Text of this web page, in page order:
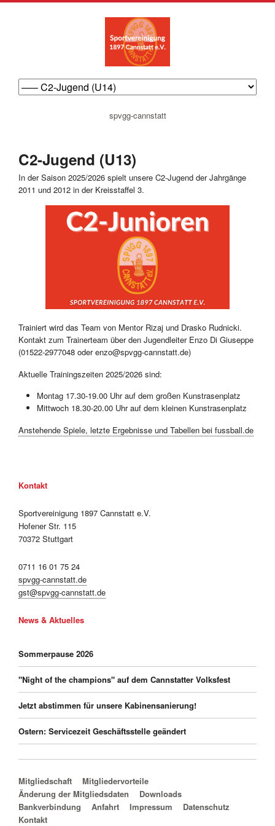
navigation
spvgg-cannstatt
C2-Jugend (U13)
In der Saison 2025/2026 spielt unsere C2-Jugend der Jahrgänge
2011 und 2012 in der Kreisstaffel 3.
Trainiert wird das Team von Mentor Rizaj und Drasko Rudnicki.
Kontakt zum Trainerteam über den Jugendleiter Enzo Di Giuseppe
(01522-2977048 oder enzo@spvgg-cannstatt.de)
Aktuelle Trainingszeiten 2025/2026 sind:
Montag 17.30-19.00 Uhr auf dem großen Kunstrasenplatz
Mittwoch 18.30-20.00 Uhr auf dem kleinen Kunstrasenplatz
Anstehende Spiele, letzte Ergebnisse und Tabellen bei fussball.de
Kontakt
Sportvereinigung 1897 Cannstatt e.V.
Hofener Str. 115
70372 Stuttgart
0711 16 01 75 24
spvgg-cannstatt.de
gst@spvgg-cannstatt.de
News & Aktuelles
Sommerpause 2026
"Night of the champions" auf dem Cannstatter Volksfest
Jetzt abstimmen für unsere Kabinensanierung!
Ostern: Servicezeit Geschäftsstelle geändert
Navigation überspringen
Mitgliedschaft
Mitgliedervorteile
Änderung der Mitgliedsdaten
Downloads
Bankverbindung
Anfahrt Impressum
Datenschutz
Kontakt